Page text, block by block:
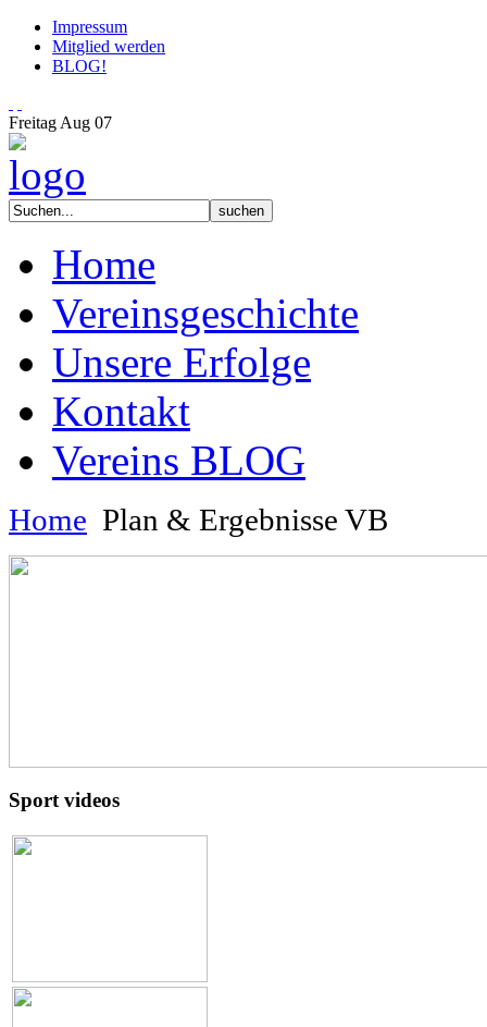
Impressum
Mitglied werden
BLOG!
Freitag Aug 07
Home
Vereinsgeschichte
Unsere Erfolge
Kontakt
Vereins BLOG
Home Plan & Ergebnisse VB
Sport videos